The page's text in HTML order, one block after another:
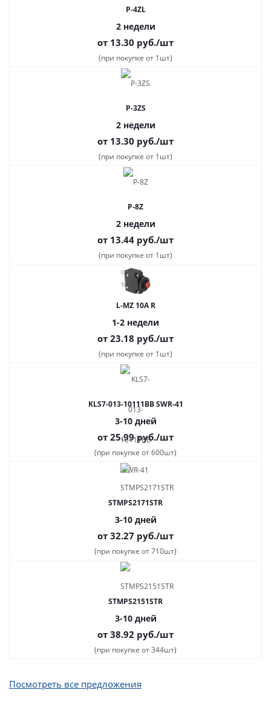
P-4ZL
2 недели
от 13.30 руб./шт
(при покупке от 1шт)
P-3ZS
2 недели
от 13.30 руб./шт
(при покупке от 1шт)
P-8Z
2 недели
от 13.44 руб./шт
(при покупке от 1шт)
L-MZ 10A R
1-2 недели
от 23.18 руб./шт
(при покупке от 1шт)
KLS7-013-10111BB SWR-41
3-10 дней
от 25.99 руб./шт
(при покупке от 600шт)
STMPS2171STR
3-10 дней
от 32.27 руб./шт
(при покупке от 710шт)
STMPS2151STR
3-10 дней
от 38.92 руб./шт
(при покупке от 344шт)
Посмотреть все предложения